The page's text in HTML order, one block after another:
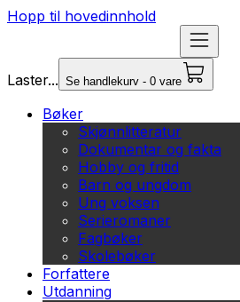
Hopp til hovedinnhold
Laster... Se handlekurv - 0 vare
Bøker
Skjønnlitteratur
Dokumentar og fakta
Hobby og fritid
Barn og ungdom
Ung voksen
Serieromaner
Fagbøker
Skolebøker
Forfattere
Utdanning